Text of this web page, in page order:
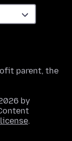
parent, the
by
.